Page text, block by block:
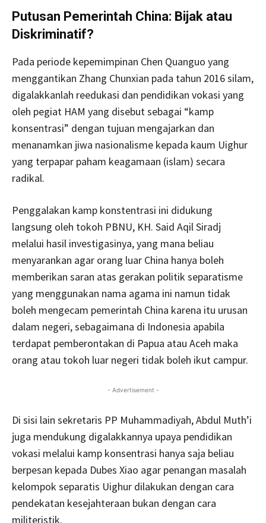
Putusan Pemerintah China: Bijak atau
Diskriminatif?
Pada periode kepemimpinan Chen Quanguo yang
menggantikan Zhang Chunxian pada tahun 2016 silam,
digalakkanlah reedukasi dan pendidikan vokasi yang
oleh pegiat HAM yang disebut sebagai “kamp
konsentrasi” dengan tujuan mengajarkan dan
menanamkan jiwa nasionalisme kepada kaum Uighur
yang terpapar paham keagamaan (islam) secara
radikal.
Penggalakan kamp konstentrasi ini didukung
langsung oleh tokoh PBNU, KH. Said Aqil Siradj
melalui hasil investigasinya, yang mana beliau
menyarankan agar orang luar China hanya boleh
memberikan saran atas gerakan politik separatisme
yang menggunakan nama agama ini namun tidak
boleh mengecam pemerintah China karena itu urusan
dalam negeri, sebagaimana di Indonesia apabila
terdapat pemberontakan di Papua atau Aceh maka
orang atau tokoh luar negeri tidak boleh ikut campur.
- Advertisement -
Di sisi lain sekretaris PP Muhammadiyah, Abdul Muth’i
juga mendukung digalakkannya upaya pendidikan
vokasi melalui kamp konsentrasi hanya saja beliau
berpesan kepada Dubes Xiao agar penangan masalah
kelompok separatis Uighur dilakukan dengan cara
pendekatan kesejahteraan bukan dengan cara
militeristik.